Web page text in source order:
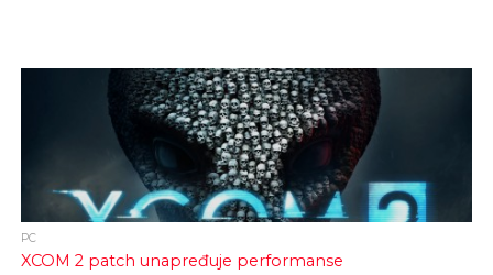
PC
XCOM 2 patch unapređuje performanse